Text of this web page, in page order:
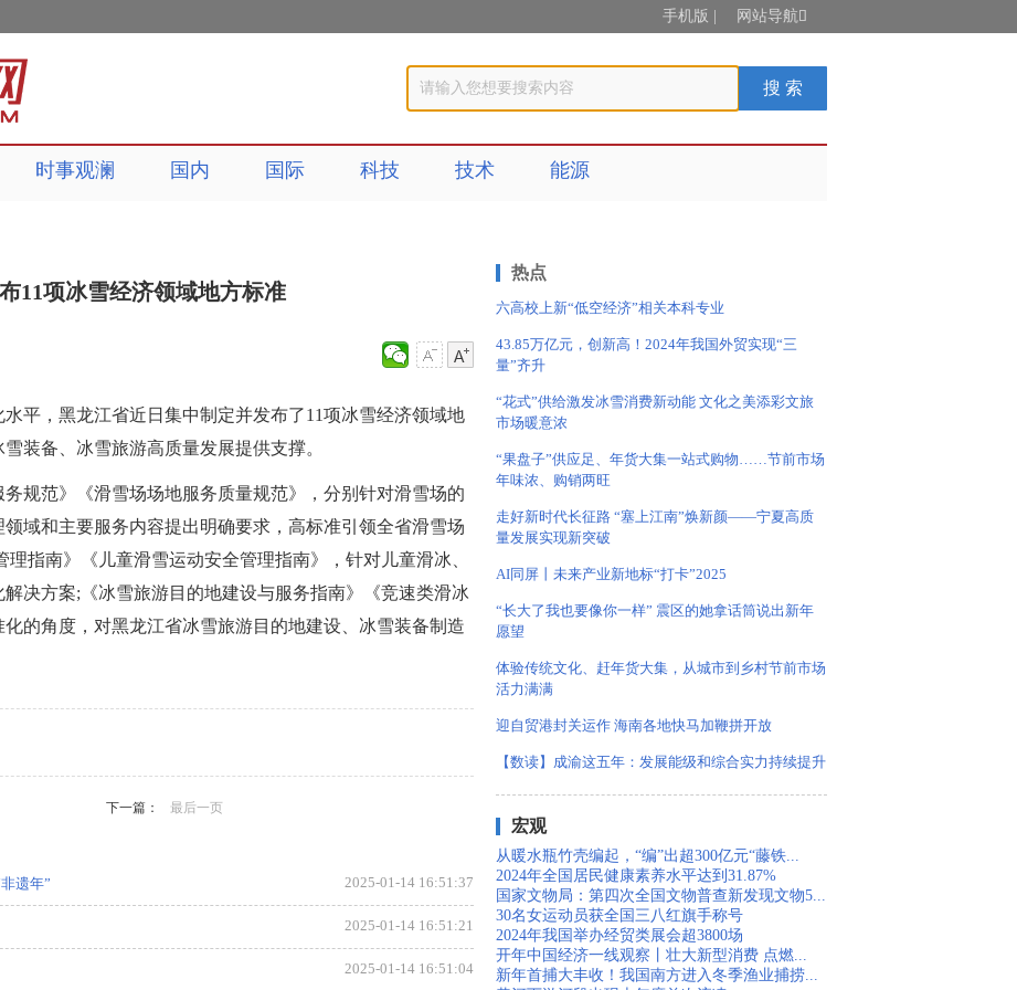
手机版 网站导航
时事观澜 国内 国际 科技 技术 能源
11项冰雪经济领域地方标准
平，黑龙江省近日集中制定并发布了11项冰雪经济领域地
装备、冰雪旅游高质量发展提供支撑。
规范》《滑雪场场地服务质量规范》，分别针对滑雪场的
域和主要服务内容提出明确要求，高标准引领全省滑雪场
指南》《儿童滑雪运动安全管理指南》，针对儿童滑冰、
决方案;《冰雪旅游目的地建设与服务指南》《竞速类滑冰
的角度，对黑龙江省冰雪旅游目的地建设、冰雪装备制造
会，国内，健康，产业资讯，房产，体育。
下一篇： 最后一页
遗年” 2025-01-14 16:51:37
2025-01-14 16:51:21
2025-01-14 16:51:04
热点
六高校上新“低空经济”相关本科专业
43.85万亿元，创新高！2024年我国外贸实现“三
量”齐升
“花式”供给激发冰雪消费新动能 文化之美添彩文旅
市场暖意浓
“果盘子”供应足、年货大集一站式购物……节前市场
年味浓、购销两旺
走好新时代长征路 “塞上江南”焕新颜——宁夏高质
量发展实现新突破
AI同屏丨未来产业新地标“打卡”2025
“长大了我也要像你一样” 震区的她拿话筒说出新年
愿望
体验传统文化、赶年货大集，从城市到乡村节前市场
活力满满
迎自贸港封关运作 海南各地快马加鞭拼开放
【数读】成渝这五年：发展能级和综合实力持续提升
宏观
从暖水瓶竹壳编起，“编”出超300亿元“藤铁...
2024年全国居民健康素养水平达到31.87%
国家文物局：第四次全国文物普查新发现文物5...
30名女运动员获全国三八红旗手称号
2024年我国举办经贸类展会超3800场
开年中国经济一线观察丨壮大新型消费 点燃...
新年首捕大丰收！我国南方进入冬季渔业捕捞...